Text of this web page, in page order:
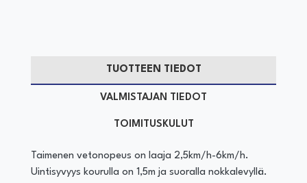
TUOTTEEN TIEDOT
VALMISTAJAN TIEDOT
TOIMITUSKULUT
Taimenen vetonopeus on laaja 2,5km/h-6km/h.
Uintisyvyys kourulla on 1,5m ja suoralla nokkalevyllä.